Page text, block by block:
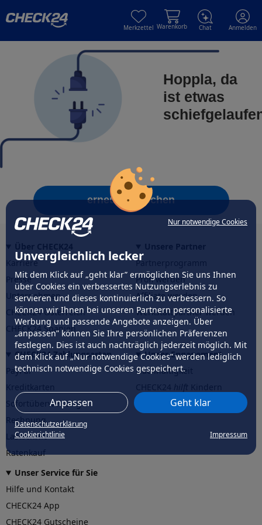
Nur notwendige Cookies
Unvergleichlich lecker
Mit dem Klick auf „geht klar” ermöglichen Sie uns Ihnen
über Cookies ein verbessertes Nutzungserlebnis zu
servieren und dieses kontinuierlich zu verbessern. So
können wir Ihnen bei unseren Partnern personalisierte
Werbung und passende Angebote anzeigen. Über
„anpassen” können Sie Ihre persönlichen Präferenzen
festlegen. Dies ist auch nachträglich jederzeit möglich. Mit
dem Klick auf „Nur notwendige Cookies” werden lediglich
technisch notwendige Cookies gespeichert.
Anpassen Geht klar
Datenschutzerklärung
Cookierichtlinie
Impressum
Merkzettel Warenkorb Chat Anmelden
Hoppla, da
ist etwas
erneut versuchen
Karriere
Presse
Unternehmen
CHECK24 Österreich
CHECK24 Spanien
Partnerprogramm
Profi werden
Affiliate werden
Werkstattpartner werden
CHECK24 Zahlungsarten
PayPal
Sofortüberweisung
Rechnung
Lastschrift
Ratenkauf
Unser Engagement
Nachhaltigkeit
CHECK24hilftder Natur
Unser Service für Sie
Hilfe und Kontakt
CHECK24 App
CHECK24 Gutscheine